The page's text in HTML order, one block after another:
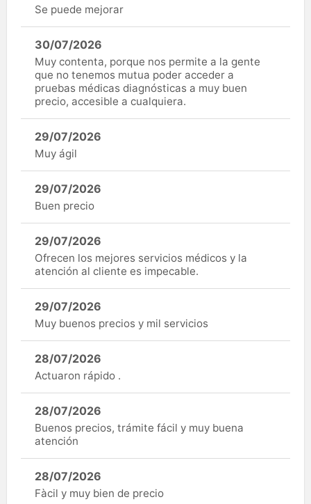
Se puede mejorar
30/07/2026
Muy contenta, porque nos permite a la gente
que no tenemos mutua poder acceder a
pruebas médicas diagnósticas a muy buen
precio, accesible a cualquiera.
29/07/2026
Muy ágil
29/07/2026
Buen precio
29/07/2026
Ofrecen los mejores servicios médicos y la
atención al cliente es impecable.
29/07/2026
Muy buenos precios y mil servicios
28/07/2026
Actuaron rápido .
28/07/2026
Buenos precios, trámite fácil y muy buena
atención
28/07/2026
Fàcil y muy bien de precio